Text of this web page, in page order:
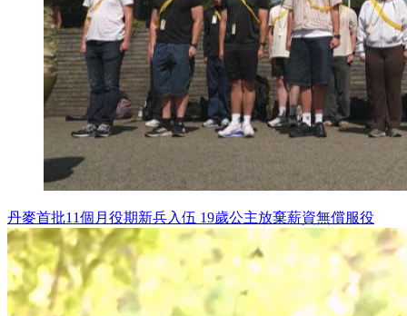
丹麥首批11個月役期新兵入伍 19歲公主放棄薪資無償服役